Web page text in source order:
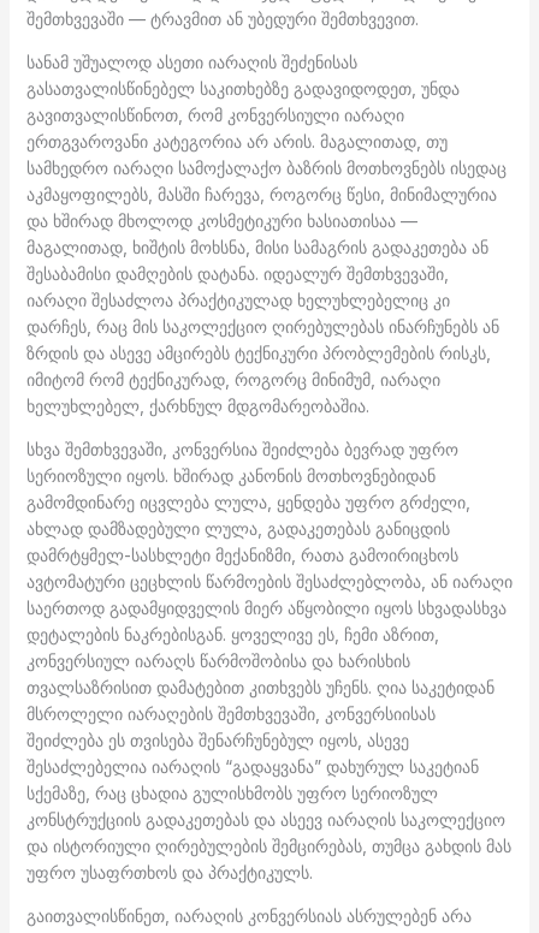
შემთხვევაში — ტრავმით ან უბედური შემთხვევით.
სანამ უშუალოდ ასეთი იარაღის შეძენისას
გასათვალისწინებელ საკითხებზე გადავიდოდეთ, უნდა
გავითვალისწინოთ, რომ კონვერსიული იარაღი
ერთგვაროვანი კატეგორია არ არის. მაგალითად, თუ
სამხედრო იარაღი სამოქალაქო ბაზრის მოთხოვნებს ისედაც
აკმაყოფილებს, მასში ჩარევა, როგორც წესი, მინიმალურია
და ხშირად მხოლოდ კოსმეტიკური ხასიათისაა —
მაგალითად, ხიშტის მოხსნა, მისი სამაგრის გადაკეთება ან
შესაბამისი დამღების დატანა. იდეალურ შემთხვევაში,
იარაღი შესაძლოა პრაქტიკულად ხელუხლებელიც კი
დარჩეს, რაც მის საკოლექციო ღირებულებას ინარჩუნებს ან
ზრდის და ასევე ამცირებს ტექნიკური პრობლემების რისკს,
იმიტომ რომ ტექნიკურად, როგორც მინიმუმ, იარაღი
ხელუხლებელ, ქარხნულ მდგომარეობაშია.
სხვა შემთხვევაში, კონვერსია შეიძლება ბევრად უფრო
სერიოზული იყოს. ხშირად კანონის მოთხოვნებიდან
გამომდინარე იცვლება ლულა, ყენდება უფრო გრძელი,
ახლად დამზადებული ლულა, გადაკეთებას განიცდის
დამრტყმელ-სასხლეტი მექანიზმი, რათა გამოირიცხოს
ავტომატური ცეცხლის წარმოების შესაძლებლობა, ან იარაღი
საერთოდ გადამყიდველის მიერ აწყობილი იყოს სხვადასხვა
დეტალების ნაკრებისგან. ყოველივე ეს, ჩემი აზრით,
კონვერსიულ იარაღს წარმოშობისა და ხარისხის
თვალსაზრისით დამატებით კითხვებს უჩენს. ღია საკეტიდან
მსროლელი იარაღების შემთხვევაში, კონვერსიისას
შეიძლება ეს თვისება შენარჩუნებულ იყოს, ასევე
შესაძლებელია იარაღის “გადაყვანა” დახურულ საკეტიან
სქემაზე, რაც ცხადია გულისხმობს უფრო სერიოზულ
კონსტრუქციის გადაკეთებას და ასეევ იარაღის საკოლექციო
და ისტორიული ღირებულების შემცირებას, თუმცა გახდის მას
უფრო უსაფრთხოს და პრაქტიკულს.
გაითვალისწინეთ, იარაღის კონვერსიას ასრულებენ არა